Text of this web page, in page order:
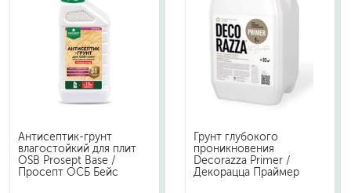
Антисептик-грунт
влагостойкий для плит
OSB Prosept Base /
Просепт ОСБ Бейс
Грунт глубокого
проникновения
Decorazza Primer /
Декорацца Праймер